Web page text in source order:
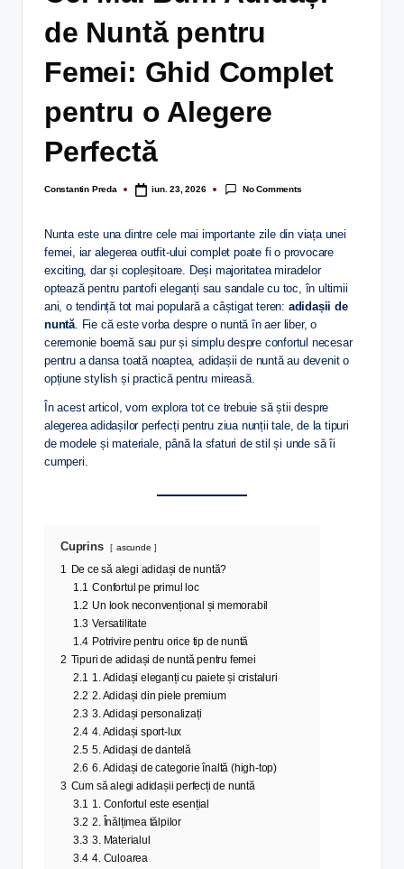
de Nuntă pentru
Femei: Ghid Complet
pentru o Alegere
Perfectă
Constantin Preda iun. 23, 2026 No Comments
Nunta este una dintre cele mai importante zile din viața unei
femei, iar alegerea outfit-ului complet poate fi o provocare
exciting, dar și copleșitoare. Deși majoritatea miradelor
optează pentru pantofi eleganți sau sandale cu toc, în ultimii
ani, o tendință tot mai populară a câștigat teren: adidașii de
nuntă . Fie că este vorba despre o nuntă în aer liber, o
ceremonie boemă sau pur și simplu despre confortul necesar
pentru a dansa toată noaptea, adidașii de nuntă au devenit o
opțiune stylish și practică pentru mireasă.
În acest articol, vom explora tot ce trebuie să știi despre
alegerea adidașilor perfecți pentru ziua nunții tale, de la tipuri
de modele și materiale, până la sfaturi de stil și unde să îi
cumperi.
Cuprins ascunde
1
De ce să alegi adidași de nuntă?
1.1
Confortul pe primul loc
1.2 Un look neconvențional și memorabil
1.3 Versatilitate
1.4 Potrivire pentru orice tip de nuntă
2 Tipuri de adidași de nuntă pentru femei
2.1
1. Adidași eleganți cu paiete și cristaluri
2.2 2. Adidași din piele premium
2.3 3. Adidași personalizați
2.4 4. Adidași sport-lux
2.5 5. Adidași de dantelă
2.6 6. Adidași de categorie înaltă (high-top)
3 Cum să alegi adidașii perfecți de nuntă
3.1
1. Confortul este esențial
3.2 2. Înălțimea tălpilor
3.3 3. Materialul
3.4 4. Culoarea